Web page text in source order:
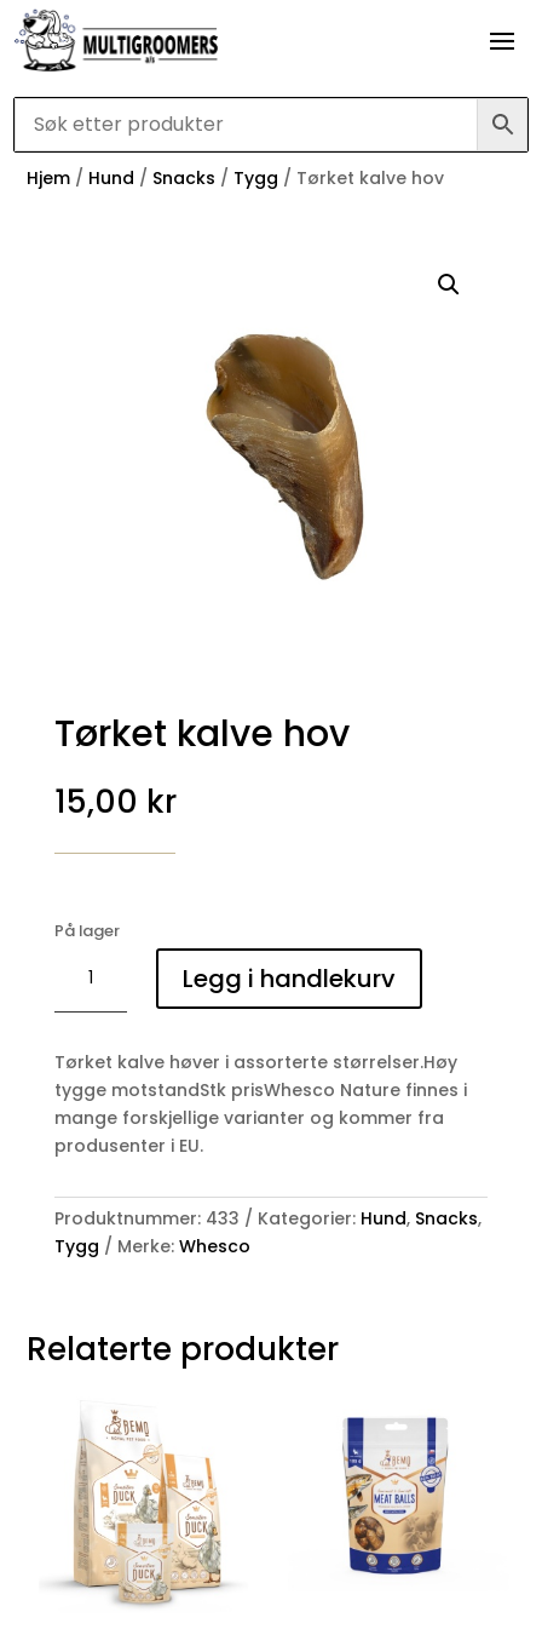
Hjem / Hund / Snacks / Tygg / Tørket kalve hov
Tørket kalve hov
15,00 kr
På lager
kalve
hov
Legg i handlekurv
Tørket kalve høver i assorterte størrelser.Høy
tygge motstandStk prisWhesco Nature finnes i
mange forskjellige varianter og kommer fra
produsenter i EU.
Produktnummer: 433 Kategorier: Hund, Snacks,
Tygg
Merke: Whesco
Relaterte produkter